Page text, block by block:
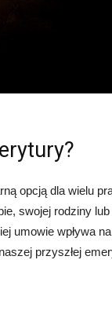
opcją dla wielu
swojej rodziny lub
umowie wpływa
przyszłej